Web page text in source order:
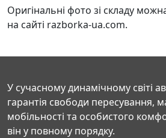
Оригінальні фото зі складу
на сайті razborka-ua.com.
У сучасному динамічному світі
гарантія свободи пересування,
мобільності та особистого
він у повному порядку.